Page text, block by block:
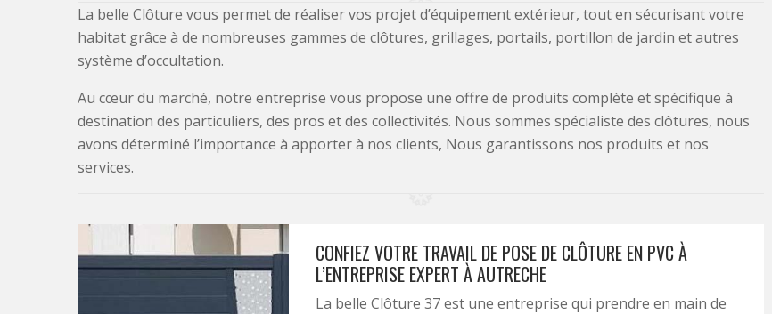
La belle Clôture vous permet de réaliser vos projet d’équipement extérieur, tout en sécurisant votre
habitat grâce à de nombreuses gammes de clôtures, grillages, portails, portillon de jardin et autres
système d’occultation.
Au cœur du marché, notre entreprise vous propose une offre de produits complète et spécifique à
destination des particuliers, des pros et des collectivités. Nous sommes spécialiste des clôtures, nous
avons déterminé l’importance à apporter à nos clients, Nous garantissons nos produits et nos
services.
CONFIEZ VOTRE TRAVAIL DE POSE DE CLÔTURE EN PVC À
L’ENTREPRISE EXPERT À AUTRECHE
La belle Clôture 37 est une entreprise qui prendre en main de